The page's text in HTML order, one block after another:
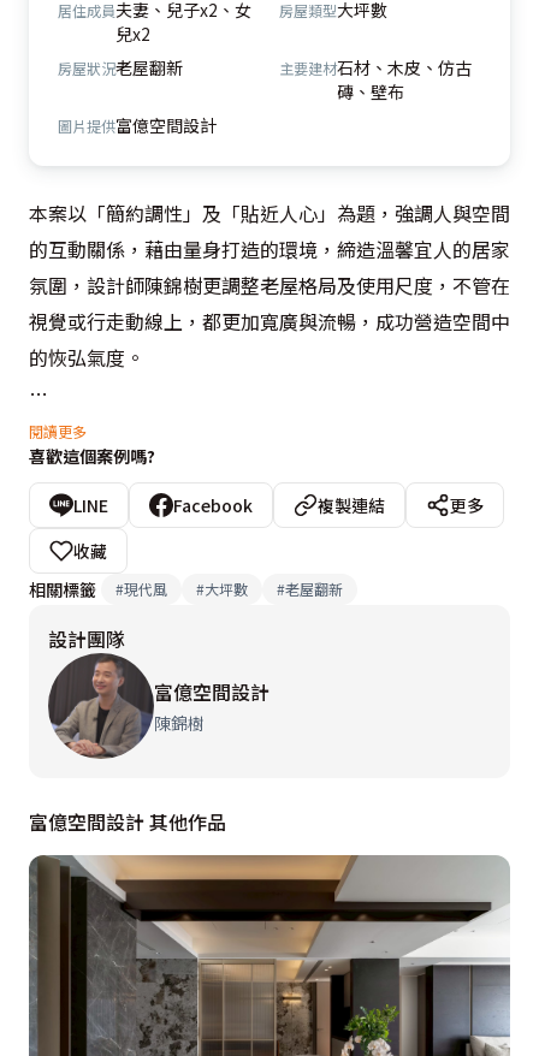
居住成員夫妻、兒子x2、女
兒x2
房屋類型大坪數
房屋狀況老屋翻新 主要建材石材、木皮、仿古
磚、壁布
圖片提供富億空間設計
本案以「簡約調性」及「貼近人心」為題，強調人與空間
的互動關係，藉由量身打造的環境，締造溫馨宜人的居家
氛圍，設計師陳錦樹更調整老屋格局及使用尺度，不管在
視覺或行走動線上，都更加寬廣與流暢，成功營造空間中
的恢弘氣度。
幸福圍聚的公共場域，以俐落線條取代華麗繁瑣，用當代
語彙勾勒空間的線面關係，並於兩廳天花以45度的轉角
造型，來形塑視覺上的引導，也消弭上方壓樑的問題。此
外，富億設計更分區規劃收納櫃體與展示層板，充分發揮
空間中的機能與彈性，在佈局、擺設與細節等處，均滿足
景象。
閱讀更多
喜歡這個案例嗎?
LINE Facebook 複製連結
更多
收藏
相關標籤
#現代風 #大坪數 #老屋翻新
設計團隊
富億空間設計
陳錦樹
富億空間設計 其他作品